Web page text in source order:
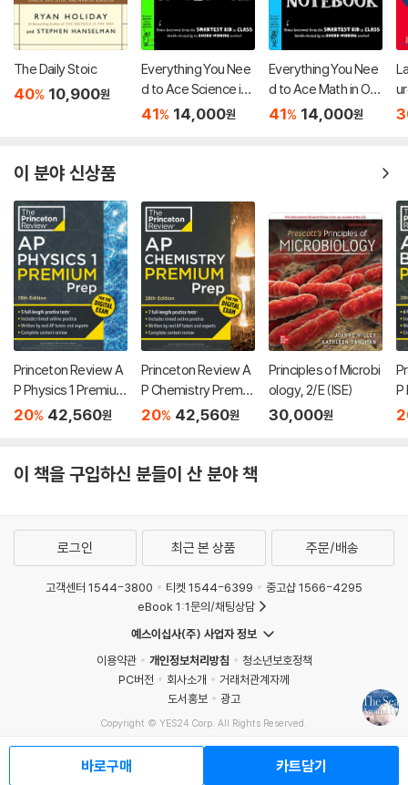
The Daily Stoic
40% 10,900원
Everything You Nee
d to Ace Science in
One Big Fat Notebo
41% 14,000원
Everything You Nee
d to Ace Math in On
e Big Fat Notebook
41% 14,000원
이 분야 신상품
Princeton Review A
P Physics 1 Premium
Prep, 13th Edition: 5
+ Content Review
20% 42,560원
Princeton Review A
P Chemistry Premiu
m Prep, 28th Editio
line + Content Revie
20% 42,560원
Principles of Microbi
ology, 2/E (ISE)
30,000원
P
이 책을 구입하신 분들이 산 분야 책
바로구매 카트담기
로그인 최근 본 상품 주문/배송
고객센터 1544-3800 티켓 1544-6399
중고샵 1566-4295
eBook 1:1문의/채팅상담
예스이십사(주) 사업자 정보
이용약관
개인정보처리방침
청소년보호정책
PC버전
회사소개
거래처관계자께
도서홍보
광고
Copyright © YES24 Corp. All Rights Reserved.